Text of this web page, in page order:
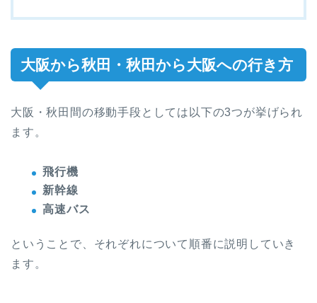
大阪から秋田・秋田から大阪への行き方
大阪・秋田間の移動手段としては以下の3つが挙げられ
ます。
飛行機
新幹線
高速バス
ということで、それぞれについて順番に説明していき
ます。